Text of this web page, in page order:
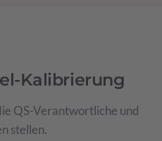
Kalibrierung
QS-Verantwortliche und
stellen.